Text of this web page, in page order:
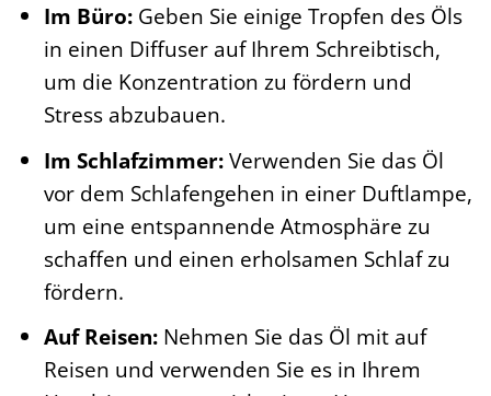
Im Büro:Geben Sie einige Tropfen des Öls
in einen Diffuser auf Ihrem Schreibtisch,
um die Konzentration zu fördern und
Stress abzubauen.
Im Schlafzimmer:Verwenden Sie das Öl
vor dem Schlafengehen in einer Duftlampe,
um eine entspannende Atmosphäre zu
schaffen und einen erholsamen Schlaf zu
fördern.
Auf Reisen:Nehmen Sie das Öl mit auf
Reisen und verwenden Sie es in Ihrem